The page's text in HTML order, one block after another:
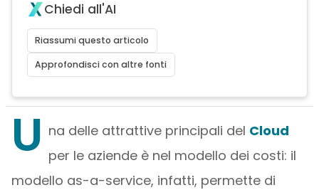
Chiedi all'AI
Riassumi questo articolo
Approfondisci con altre fonti
U na delle attrattive principali del Cloud
per le aziende è nel modello dei costi: il
modello as-a-service, infatti, permette di